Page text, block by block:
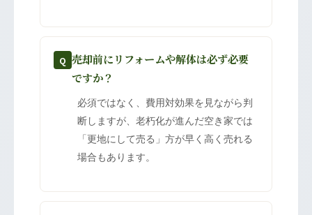
Q 売却前にリフォームや解体は必ず必要
ですか？
必須ではなく、費用対効果を見ながら判
断しますが、老朽化が進んだ空き家では
「更地にして売る」方が早く高く売れる
場合もあります。